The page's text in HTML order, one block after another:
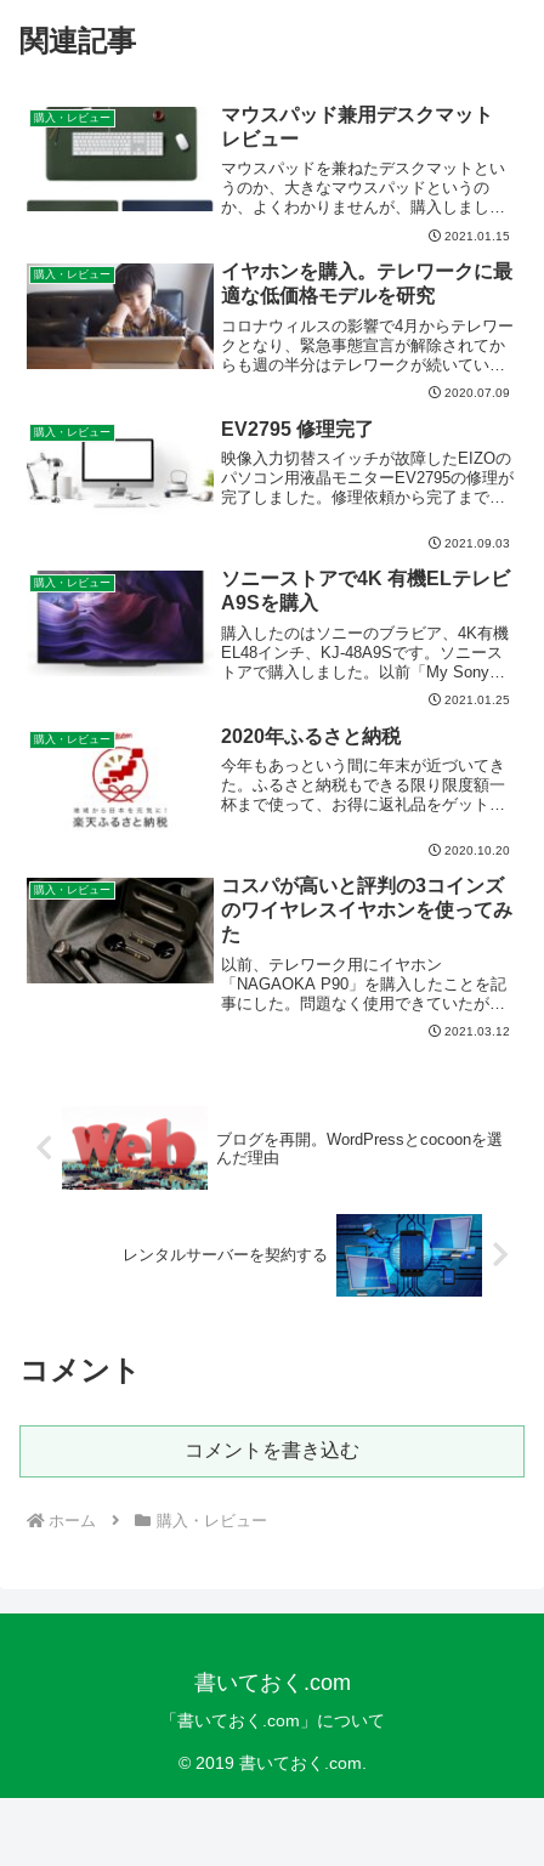
関連記事
購入・レビュー
マウスパッド兼用デスクマット
レビュー
マウスパッドを兼ねたデスクマットとい
うのか、大きなマウスパッドというの
か、よくわかりませんが、購入しました
のでレビューします。Amazonで約2千
円！安さに惹かれて購入しましたが、な
かなか良い感じです。
2021.01.15
購入・レビュー
イヤホンを購入。テレワークに最
適な低価格モデルを研究
コロナウィルスの影響で4月からテレワー
クとなり、緊急事態宣言が解除されてか
らも週の半分はテレワークが続いてい
る。Teamsによるテレビ会議や、eラーニ
ング等、オフィスでも在宅でも周りに迷
惑をかけないようイヤホンが必須になっ
ている。これまで、...
2020.07.09
購入・レビュー EV2795 修理完了
映像入力切替スイッチが故障したEIZOの
パソコン用液晶モニターEV2795の修理が
完了しました。修理依頼から完了までの
2021.09.03
購入・レビュー
ソニーストアで4K 有機ELテレビ
A9Sを購入
購入したのはソニーのブラビア、4K有機
EL48インチ、KJ-48A9Sです。ソニース
トアで購入しました。以前「My Sony」
に登録しておいたことで、ソニーストア
から18%の割引クーポンと5千円のお買い
物券をもらえたのでお得に購入できまし
た。
2021.01.25
購入・レビュー 2020年ふるさと納税
今年もあっという間に年末が近づいてき
た。ふるさと納税もできる限り限度額一
杯まで使って、お得に返礼品をゲットし
のふるさと納税でゲットした返礼品は次
ュー（岐阜県可児市...
2020.10.20
購入・レビュー
コスパが高いと評判の3コインズ
のワイヤレスイヤホンを使ってみ
た
以前、テレワーク用にイヤホン
「NAGAOKA P90」を購入したことを記
事にした。問題なく使用できていたが、
コードが左右とも同じ長さになっている
ので、首の後ろではなく、手前にコード
2021.03.12
ブログを再開。WordPressとcocoonを選
んだ理由
レンタルサーバーを契約する
コメント
コメントを書き込む
ホーム 購入・レビュー
書いておく.com
「書いておく.com」について
© 2019 書いておく.com.